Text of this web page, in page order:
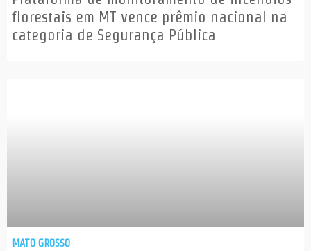
florestais em MT vence prêmio nacional na
categoria de Segurança Pública
MATO GROSSO